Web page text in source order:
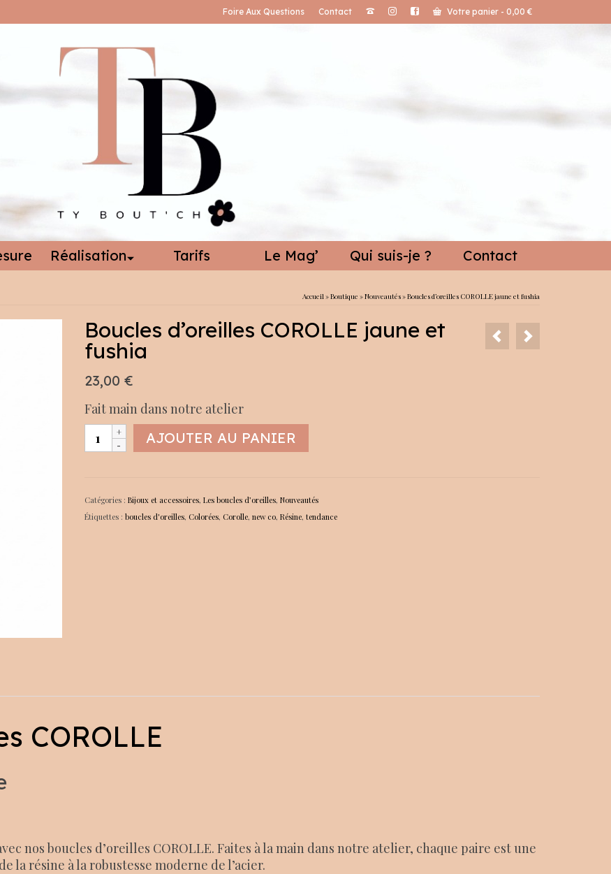
Foire Aux Questions Contact Votre panier - 0,00 €
Réalisation Tarifs Le Mag’ Qui suis-je ? Contact
Accueil»Boutique »Nouveautés»Boucles d’oreilles COROLLE jaune et fushia
Boucles d’oreilles COROLLE jaune et
fushia
23,00 €
Fait main dans notre atelier
quantité
de
COROLLE
jaune
AJOUTER AU PANIER
Catégories : Bijoux et accessoires, Les boucles d’oreilles, Nouveautés
Étiquettes : boucles d'oreilles, Colorées, Corolle, new co, Résine, tendance
COROLLE
nos boucles d’oreilles COROLLE. Faites à la main dans notre atelier, chaque paire est une
résine à la robustesse moderne de l’acier.